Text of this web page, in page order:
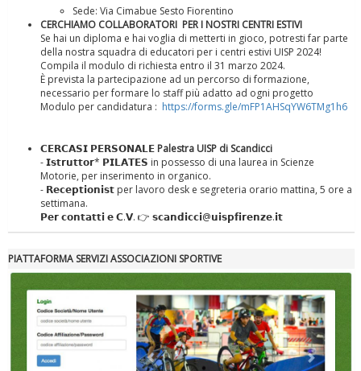
La formazione Uisp rallenta ma prosegue anche in estate
Tiziano Pesce nel Cda di Fondazione Terzjus: prima riunione a
Sede: Via Cimabue Sesto Fiorentino
CERCHIAMO COLLABORATORI PER I NOSTRI CENTRI ESTIVI
Se hai un diploma e hai voglia di metterti in gioco, potresti far parte
della nostra squadra di educatori per i centri estivi UISP 2024!
Compila il modulo di richiesta entro il 31 marzo 2024.
È prevista la partecipazione ad un percorso di formazione,
necessario per formare lo staff più adatto ad ogni progetto
Modulo per candidatura : https://forms.gle/mFP1AHSqYW6TMg1h6
𝗖𝗘𝗥𝗖𝗔𝗦𝗜 𝗣𝗘𝗥𝗦𝗢𝗡𝗔𝗟𝗘 Palestra UISP di Scandicci
- 𝗜𝘀𝘁𝗿𝘂𝘁𝘁𝗼𝗿* 𝗣𝗜𝗟𝗔𝗧𝗘𝗦 in possesso di una laurea in Scienze
Motorie, per inserimento in organico.
- 𝗥𝗲𝗰𝗲𝗽𝘁𝗶𝗼𝗻𝗶𝘀𝘁 per lavoro desk e segreteria orario mattina, 5 ore a
settimana.
𝗣𝗲𝗿 𝗰𝗼𝗻𝘁𝗮𝘁𝘁𝗶 𝗲 𝗖.𝗩. 👉 𝘀𝗰𝗮𝗻𝗱𝗶𝗰𝗰𝗶@𝘂𝗶𝘀𝗽𝗳𝗶𝗿𝗲𝗻𝘇𝗲.𝗶𝘁
PIATTAFORMA SERVIZI ASSOCIAZIONI SPORTIVE